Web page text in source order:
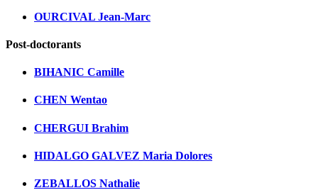
OURCIVAL Jean-Marc
Post-doctorants
BIHANIC Camille
CHEN Wentao
CHERGUI Brahim
HIDALGO GALVEZ Maria Dolores
ZEBALLOS Nathalie